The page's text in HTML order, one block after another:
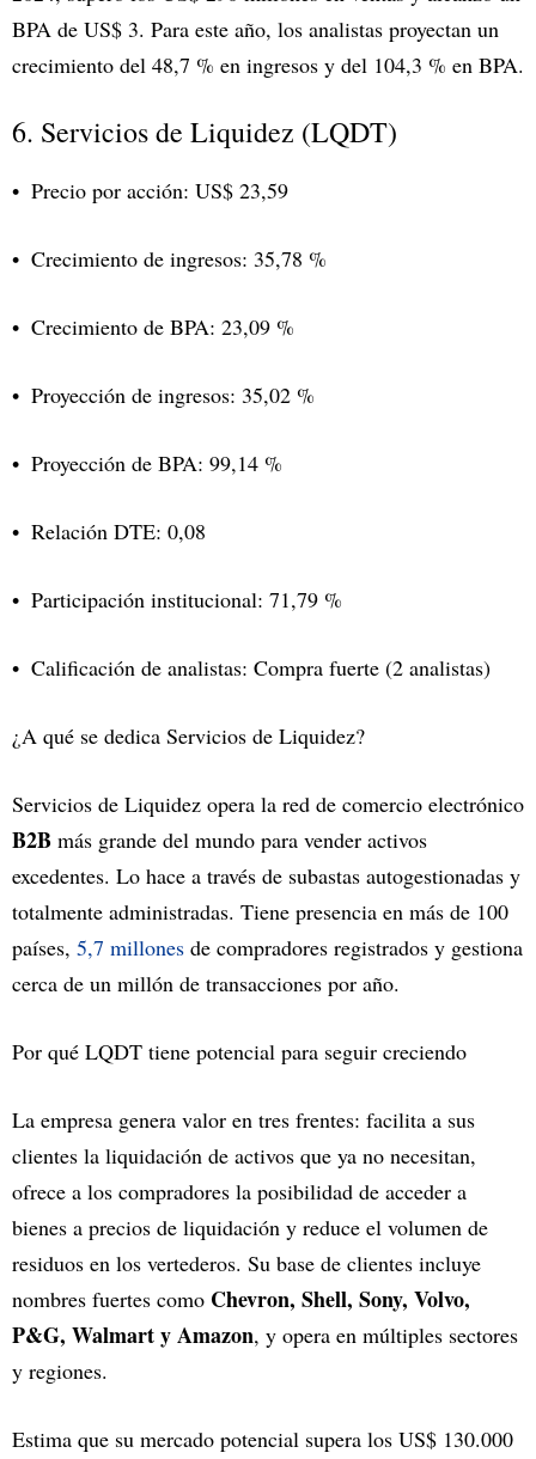
BPA de US$ 3. Para este año, los analistas proyectan un
crecimiento del 48,7 % en ingresos y del 104,3 % en BPA.
6. Servicios de Liquidez (LQDT)
Precio por acción: US$ 23,59
Crecimiento de ingresos: 35,78 %
Crecimiento de BPA: 23,09 %
Proyección de ingresos: 35,02 %
Proyección de BPA: 99,14 %
Relación DTE: 0,08
Participación institucional: 71,79 %
Calificación de analistas: Compra fuerte (2 analistas)
¿A qué se dedica Servicios de Liquidez?
Servicios de Liquidez opera la red de comercio electrónico
B2B más grande del mundo para vender activos
excedentes. Lo hace a través de subastas autogestionadas y
totalmente administradas. Tiene presencia en más de 100
países, 5,7 millones de compradores registrados y gestiona
cerca de un millón de transacciones por año.
Por qué LQDT tiene potencial para seguir creciendo
La empresa genera valor en tres frentes: facilita a sus
clientes la liquidación de activos que ya no necesitan,
ofrece a los compradores la posibilidad de acceder a
bienes a precios de liquidación y reduce el volumen de
residuos en los vertederos. Su base de clientes incluye
nombres fuertes como Chevron, Shell, Sony, Volvo,
P&G, Walmart y Amazon, y opera en múltiples sectores
y regiones.
Estima que su mercado potencial supera los US$ 130.000